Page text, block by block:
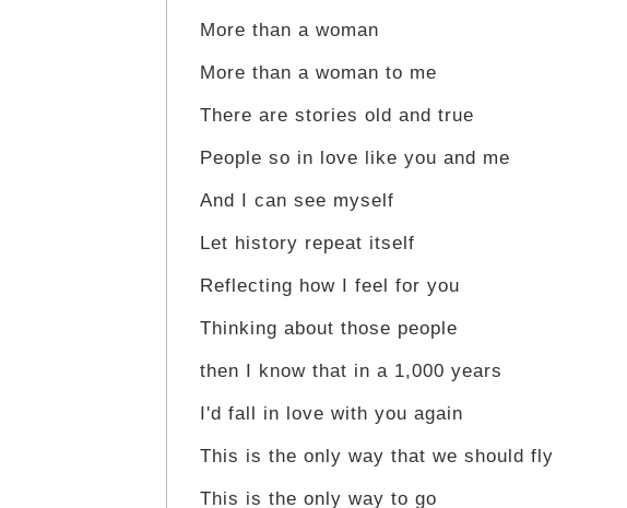
More than a woman
More than a woman to me
There are stories old and true
People so in love like you and me
And I can see myself
Let history repeat itself
Reflecting how I feel for you
Thinking about those people
then I know that in a 1,000 years
I'd fall in love with you again
This is the only way that we should fly
This is the only way to go